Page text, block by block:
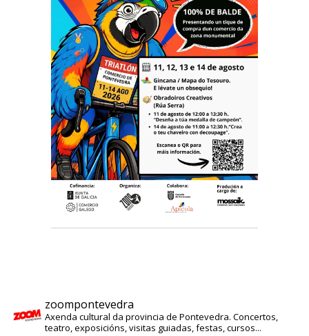
zoompontevedra
Axenda cultural da provincia de Pontevedra. Concertos,
teatro, exposicións, visitas guiadas, festas, cursos...